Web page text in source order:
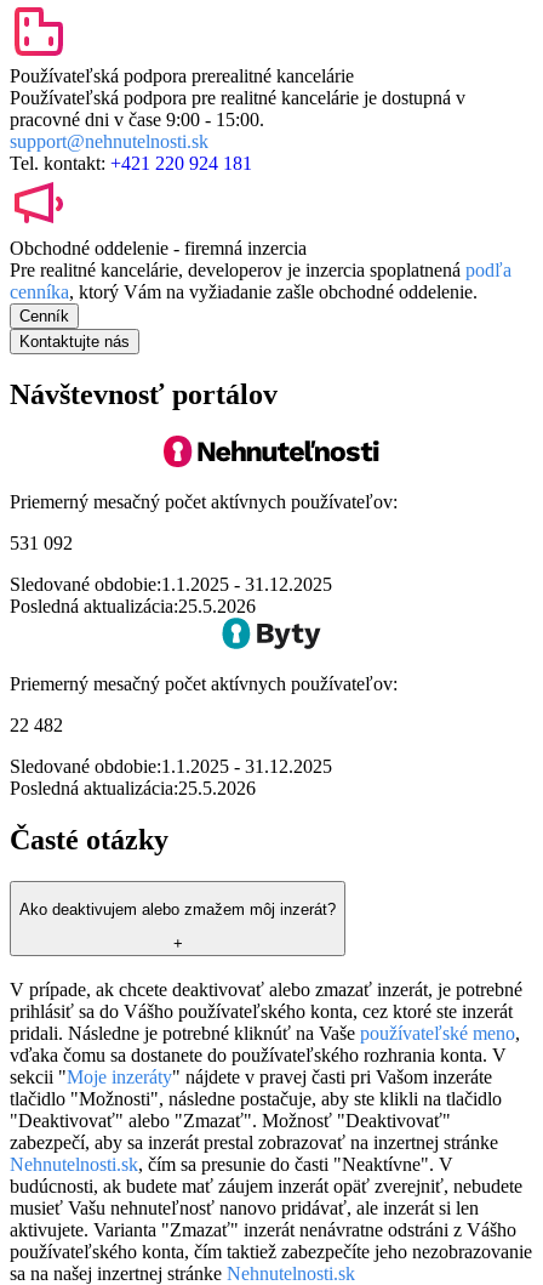
Používateľská podpora prerealitné kancelárie
Používateľská podpora pre realitné kancelárie je dostupná v
pracovné dni v čase 9:00 - 15:00.
support@nehnutelnosti.sk
Tel. kontakt: +421 220 924 181
Obchodné oddelenie - firemná inzercia
Pre realitné kancelárie, developerov je inzercia spoplatnená podľa
cenníka, ktorý Vám na vyžiadanie zašle obchodné oddelenie.
Cenník
Kontaktujte nás
Návštevnosť portálov
Priemerný mesačný počet aktívnych používateľov:
531 092
Sledované obdobie:1.1.2025 - 31.12.2025
Posledná aktualizácia:25.5.2026
Priemerný mesačný počet aktívnych používateľov:
22 482
Sledované obdobie:1.1.2025 - 31.12.2025
Posledná aktualizácia:25.5.2026
Časté otázky
Ako deaktivujem alebo zmažem môj inzerát?
+
V prípade, ak chcete deaktivovať alebo zmazať inzerát, je potrebné
prihlásiť sa do Vášho používateľského konta, cez ktoré ste inzerát
pridali. Následne je potrebné kliknúť na Vaše používateľské meno,
vďaka čomu sa dostanete do používateľského rozhrania konta. V
sekcii "Moje inzeráty" nájdete v pravej časti pri Vašom inzeráte
tlačidlo "Možnosti", následne postačuje, aby ste klikli na tlačidlo
"Deaktivovať" alebo "Zmazať". Možnosť "Deaktivovať"
zabezpečí, aby sa inzerát prestal zobrazovať na inzertnej stránke
Nehnutelnosti.sk, čím sa presunie do časti "Neaktívne". V
budúcnosti, ak budete mať záujem inzerát opäť zverejniť, nebudete
musieť Vašu nehnuteľnosť nanovo pridávať, ale inzerát si len
aktivujete. Varianta "Zmazať" inzerát nenávratne odstráni z Vášho
používateľského konta, čím taktiež zabezpečíte jeho nezobrazovanie
sa na našej inzertnej stránke Nehnutelnosti.sk